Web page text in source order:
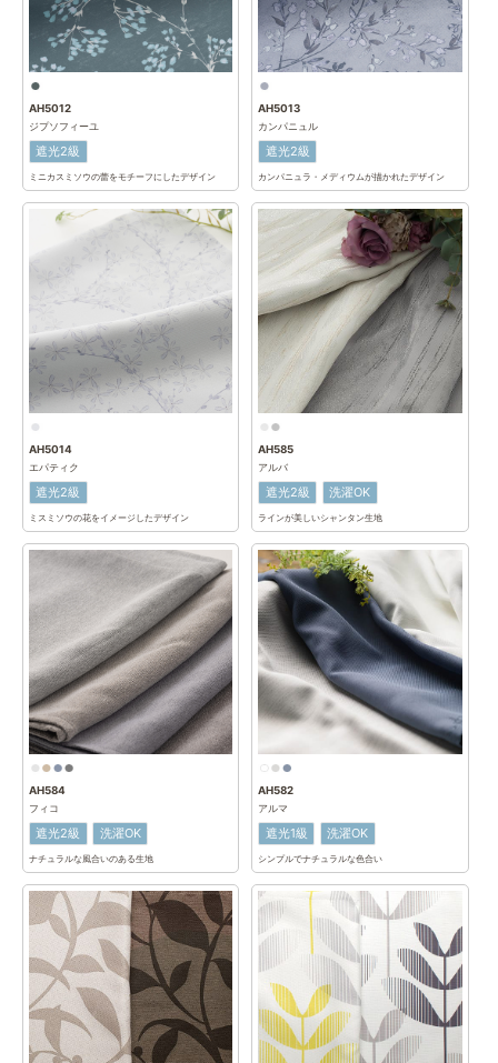
AH5012
ジプソフィーユ
遮光2級
ミニカスミソウの蕾をモチーフにしたデザイン
AH5013
カンパニュル
遮光2級
カンパニュラ・メディウムが描かれたデザイン
AH5014
エパティク
遮光2級
ミスミソウの花をイメージしたデザイン
AH585
アルバ
遮光2級 洗濯OK
ラインが美しいシャンタン生地
AH584
フィコ
遮光2級 洗濯OK
ナチュラルな風合いのある生地
AH582
アルマ
遮光1級 洗濯OK
シンプルでナチュラルな色合い